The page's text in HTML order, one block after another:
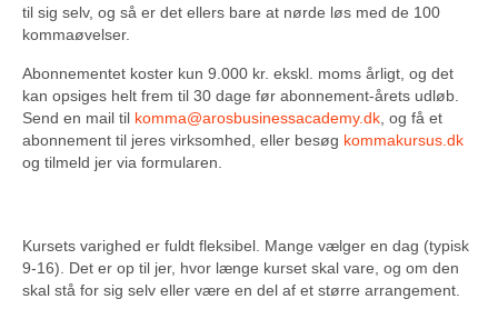
til sig selv, og så er det ellers bare at nørde løs med de 100
kommaøvelser.
Abonnementet koster kun 9.000 kr. ekskl. moms årligt, og det
kan opsiges helt frem til 30 dage før abonnement-årets udløb.
Send en mail til komma@arosbusinessacademy.dk , og få et
abonnement til jeres virksomhed, eller besøg kommakursus.dk
og tilmeld jer via formularen.
Kursets varighed er fuldt fleksibel. Mange vælger en dag (typisk
9-16). Det er op til jer, hvor længe kurset skal vare, og om den
skal stå for sig selv eller være en del af et større arrangement.